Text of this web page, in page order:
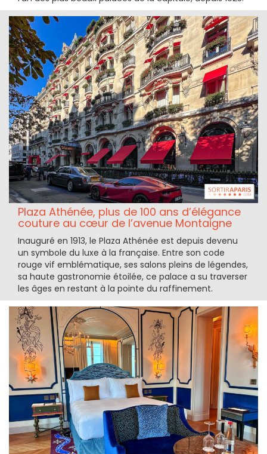
Plaza Athénée, plus de 100 ans d’élégance
couture au cœur de l’avenue Montaigne
Inauguré en 1913, le Plaza Athénée est depuis devenu
un symbole du luxe à la française. Entre son code
rouge vif emblématique, ses salons pleins de légendes,
sa haute gastronomie étoilée, ce palace a su traverser
les âges en restant à la pointe du raffinement.